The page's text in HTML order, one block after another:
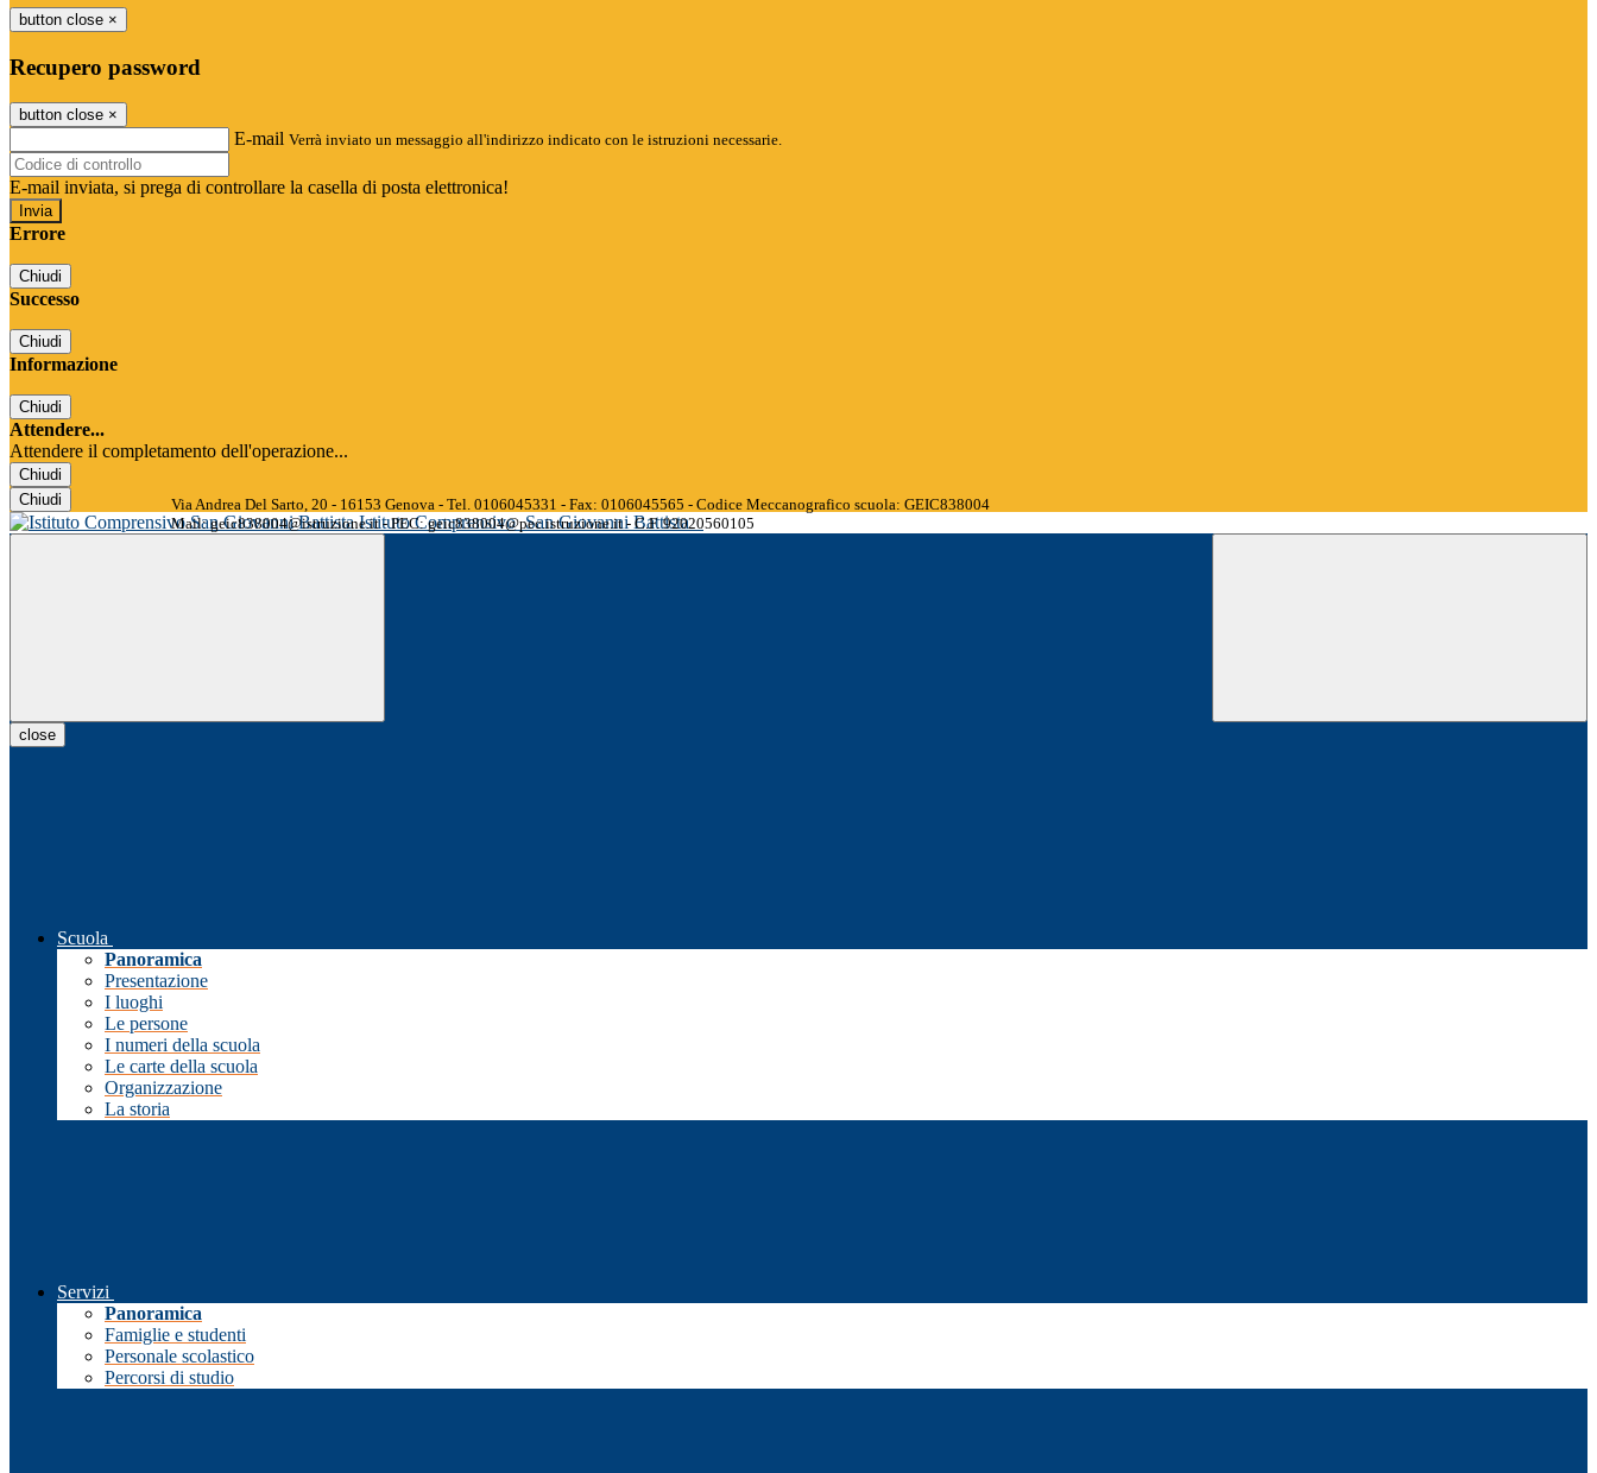
button close ×
Recupero password
button close ×
E-mail Verrà inviato un messaggio all'indirizzo indicato con le istruzioni necessarie.
E-mail inviata, si prega di controllare la casella di posta elettronica!
Errore
Chiudi
Successo
Chiudi
Informazione
Chiudi
Attendere...
Attendere il completamento dell'operazione...
Chiudi
Chiudi
Istituto Comprensivo San Giovanni Battista
Via Andrea Del Sarto, 20 - 16153 Genova - Tel. 0106045331 - Fax: 0106045565 - Codice Meccanografico scuola: GEIC838004
Mail: geic838004@istruzione.it - PEC: geic838004@pec.istruzione.it - C.F. 92020560105
close
Scuola
Panoramica
Presentazione
I luoghi
Le persone
I numeri della scuola
Le carte della scuola
Organizzazione
La storia
Servizi
Panoramica
Famiglie e studenti
Personale scolastico
Percorsi di studio